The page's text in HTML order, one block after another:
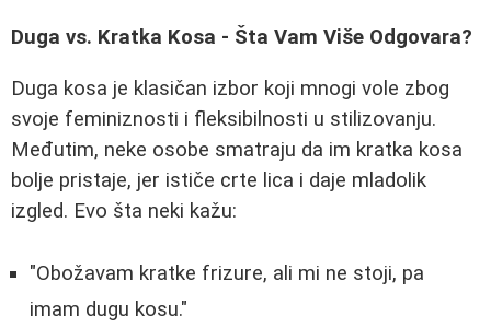
Duga vs. Kratka Kosa - Šta Vam Više Odgovara?
Duga kosa je klasičan izbor koji mnogi vole zbog
svoje feminiznosti i fleksibilnosti u stilizovanju.
Međutim, neke osobe smatraju da im kratka kosa
bolje pristaje, jer ističe crte lica i daje mladolik
izgled. Evo šta neki kažu:
"Obožavam kratke frizure, ali mi ne stoji, pa
imam dugu kosu."